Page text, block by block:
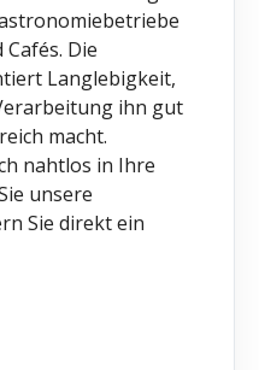
Die
Langlebigkeit,
ihn gut
macht.
nahtlos in Ihre
unsere
Sie direkt ein